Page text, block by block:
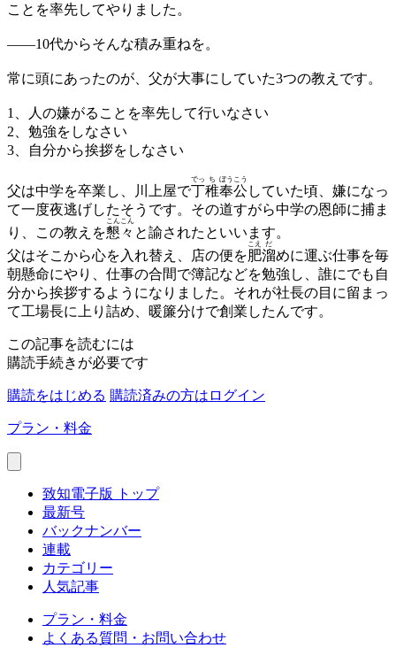
ことを率先してやりました。
——10代からそんな積み重ねを。
常に頭にあったのが、父が大事にしていた3つの教えです。
1、人の嫌がることを率先して行いなさい
2、勉強をしなさい
3、自分から挨拶をしなさい
父は中学を卒業し、川上屋で丁
でっ
稚
ち
奉
ぼう
公
こう
していた頃、嫌になっ
て一度夜逃げしたそうです。その道すがら中学の恩師に捕ま
り、この教えを懇々
こんこん
と諭されたといいます。
父はそこから心を入れ替え、店の便を肥
こえ
溜
だ
めに運ぶ仕事を毎
朝懸命にやり、仕事の合間で簿記などを勉強し、誰にでも自
分から挨拶するようになりました。それが社長の目に留まっ
て工場長に上り詰め、暖簾分けで創業したんです。
この記事を読むには
購読手続きが必要です
購読をはじめる 購読済みの方はログイン
プラン・料金
致知電子版 トップ
最新号
バックナンバー
連載
カテゴリー
人気記事
プラン・料金
よくある質問・お問い合わせ